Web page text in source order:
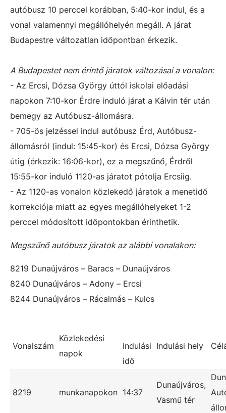
autóbusz 10 perccel korábban, 5:40-kor indul, és a
vonal valamennyi megállóhelyén megáll. A járat
Budapestre változatlan időpontban érkezik.
A Budapestet nem érintő járatok változásai a vonalon:
- Az Ercsi, Dózsa György úttól iskolai előadási
napokon 7:10-kor Érdre induló járat a Kálvin tér után
bemegy az Autóbusz-állomásra.
- 705-ös jelzéssel indul autóbusz Érd, Autóbusz-
állomásról (indul: 15:45-kor) és Ercsi, Dózsa György
útig (érkezik: 16:06-kor), ez a megszűnő, Érdről
15:55-kor induló 1120-as járatot pótolja Ercsiig.
- Az 1120-as vonalon közlekedő járatok a menetidő
korrekciója miatt az egyes megállóhelyeket 1-2
perccel módosított időpontokban érinthetik.
Megszűnő autóbusz járatok az alábbi vonalakon:
8219 Dunaújváros – Baracs – Dunaújváros
8240 Dunaújváros – Adony – Ercsi
8244 Dunaújváros – Rácalmás – Kulcs
Vonalszám
Közlekedési
napok
Indulási
idő
Indulási hely
8219 munkanapokon 14:37
Dunaújváros,
Vasmű tér